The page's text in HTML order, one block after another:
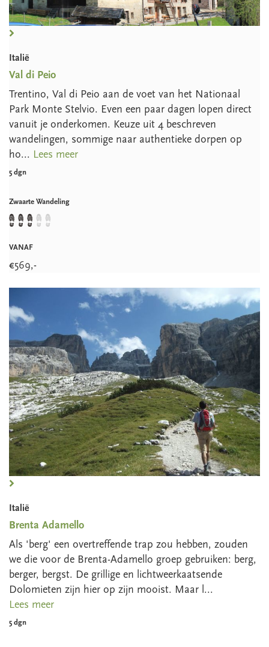
Italië
Val di Peio
Trentino, Val di Peio aan de voet van het Nationaal
Park Monte Stelvio. Even een paar dagen lopen direct
vanuit je onderkomen. Keuze uit 4 beschreven
wandelingen, sommige naar authentieke dorpen op
ho... Lees meer
5 dgn
Zwaarte Wandeling
VANAF
€569,-
Italië
Brenta Adamello
Als 'berg' een overtreffende trap zou hebben, zouden
we die voor de Brenta-Adamello groep gebruiken: berg,
berger, bergst. De grillige en lichtweerkaatsende
Dolomieten zijn hier op zijn mooist. Maar l...
Lees meer
5 dgn